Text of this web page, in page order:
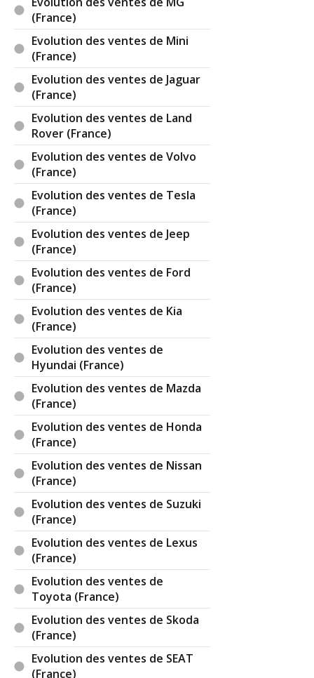
(France)
Evolution des ventes de Mini
(France)
Evolution des ventes de Jaguar
(France)
Evolution des ventes de Land
Rover (France)
Evolution des ventes de Volvo
(France)
Evolution des ventes de Tesla
(France)
Evolution des ventes de Jeep
(France)
Evolution des ventes de Ford
(France)
Evolution des ventes de Kia
(France)
Evolution des ventes de
Hyundai (France)
Evolution des ventes de Mazda
(France)
Evolution des ventes de Honda
(France)
Evolution des ventes de Nissan
(France)
Evolution des ventes de Suzuki
(France)
Evolution des ventes de Lexus
(France)
Evolution des ventes de
Toyota (France)
Evolution des ventes de Skoda
(France)
Evolution des ventes de SEAT
(France)